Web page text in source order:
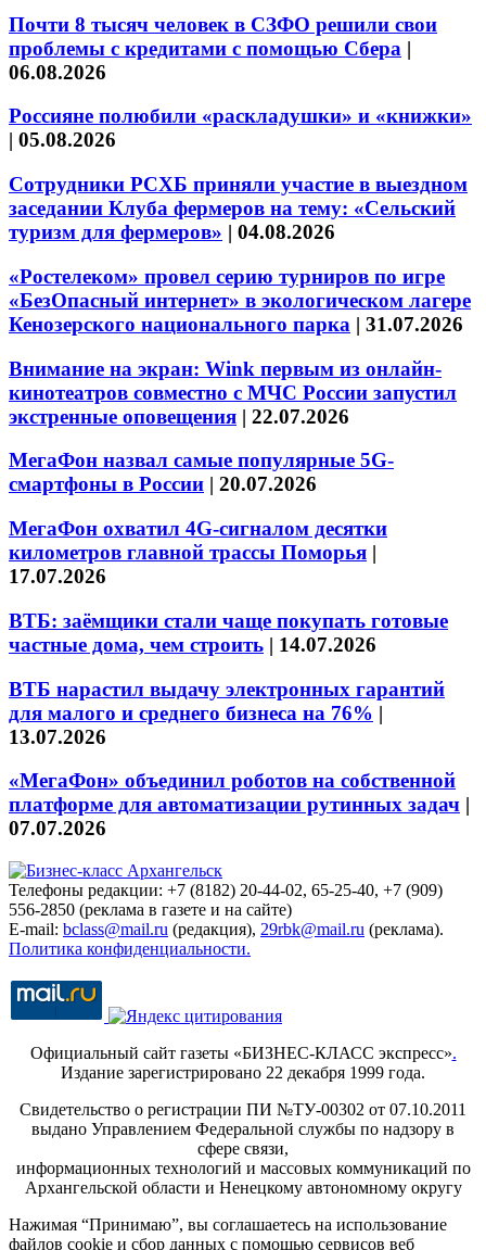
Почти 8 тысяч человек в СЗФО решили свои
проблемы с кредитами с помощью Сбера |
06.08.2026
Россияне полюбили «раскладушки» и «книжки»
| 05.08.2026
Сотрудники РСХБ приняли участие в выездном
заседании Клуба фермеров на тему: «Сельский
туризм для фермеров» | 04.08.2026
«Ростелеком» провел серию турниров по игре
«БезОпасный интернет» в экологическом лагере
Кенозерского национального парка | 31.07.2026
Внимание на экран: Wink первым из онлайн-
кинотеатров совместно с МЧС России запустил
экстренные оповещения | 22.07.2026
МегаФон назвал самые популярные 5G-
смартфоны в России | 20.07.2026
МегаФон охватил 4G-сигналом десятки
километров главной трассы Поморья |
17.07.2026
ВТБ: заёмщики стали чаще покупать готовые
частные дома, чем строить | 14.07.2026
ВТБ нарастил выдачу электронных гарантий
для малого и среднего бизнеса на 76% |
13.07.2026
«МегаФон» объединил роботов на собственной
платформе для автоматизации рутинных задач |
07.07.2026
Телефоны редакции: +7 (8182) 20-44-02, 65-25-40, +7 (909)
556-2850 (реклама в газете и на сайте)
E-mail: bclass@mail.ru (редакция), 29rbk@mail.ru (реклама).
Политика конфиденциальности.
Официальный сайт газеты «БИЗНЕС-КЛАСС экспресс».
Издание зарегистрировано 22 декабря 1999 года.
Свидетельство о регистрации ПИ №ТУ-00302 от 07.10.2011
выдано Управлением Федеральной службы по надзору в
сфере связи,
информационных технологий и массовых коммуникаций по
Архангельской области и Ненецкому автономному округу
Нажимая “Принимаю”, вы соглашаетесь на использование
файлов cookie и сбор данных с помощью сервисов веб